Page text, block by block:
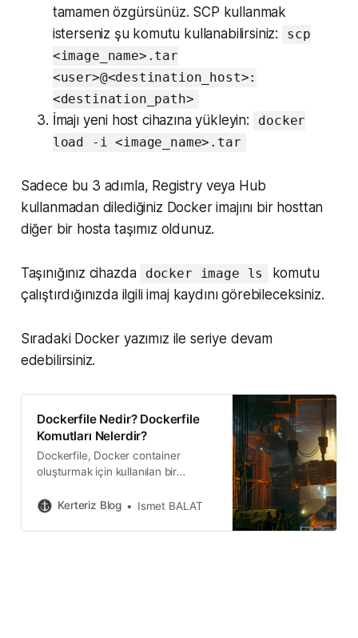
tamamen özgürsünüz. SCP kullanmak
isterseniz şu komutu kullanabilirsiniz:
scp
<image_name>.tar
<user>@<destination_host>:
<destination_path>
İmajı yeni host cihazına yükleyin:
docker
load -i <image_name>.tar
Sadece bu 3 adımla, Registry veya Hub
kullanmadan dilediğiniz Docker imajını bir hosttan
diğer bir hosta taşımız oldunuz.
Taşınığınız cihazda docker image ls
komutu
çalıştırdığınızda ilgili imaj kaydını görebileceksiniz.
Sıradaki Docker yazımız ile seriye devam
edebilirsiniz.
Dockerfile Nedir? Dockerfile
Komutları Nelerdir?
Dockerfile, Docker container
oluşturmak için kullanılan bir
Kerteriz Blog
Ismet BALAT